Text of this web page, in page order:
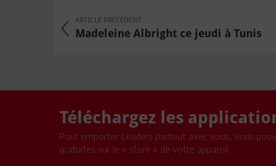
ARTICLE PRÉCÉDENT
Madeleine Albright ce jeudi à Tunis
Téléchargez les
Pour emporter Leaders partout avec vous, vous
gratuites sur le « store » de votre appareil.